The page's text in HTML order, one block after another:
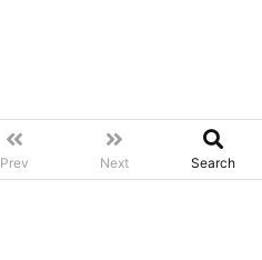
Prev Next Search